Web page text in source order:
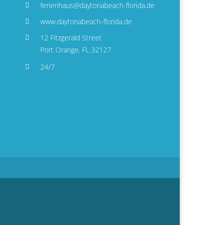
ferienhaus@daytonabeach-florida.de
www.daytonabeach-florida.de
12 Fitzgerald Street
Port Orange, FL 32127
24/7